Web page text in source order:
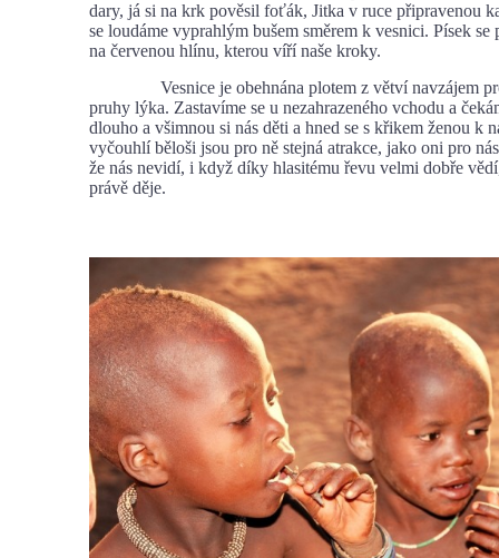
dary, já si na krk pověsil foťák, Jitka v ruce připravenou
se loudáme vyprahlým bušem směrem k vesnici. Písek se
na červenou hlínu, kterou víří naše kroky.
Vesnice je obehnána plotem z větví navzájem
pruhy lýka. Zastavíme se u nezahrazeného vchodu a
dlouho a všimnou si nás děti a hned se s křikem ženou k
vyčouhlí běloši jsou pro ně stejná atrakce, jako oni pro
že nás nevidí, i když díky hlasitému řevu velmi dobře
právě děje.